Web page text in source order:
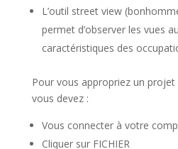
L’outil street view
permet d’observer les vues
caractéristiques des
Pour vous appropriez un
vous devez :
Vous connecter à votre
Cliquer sur FICHIER